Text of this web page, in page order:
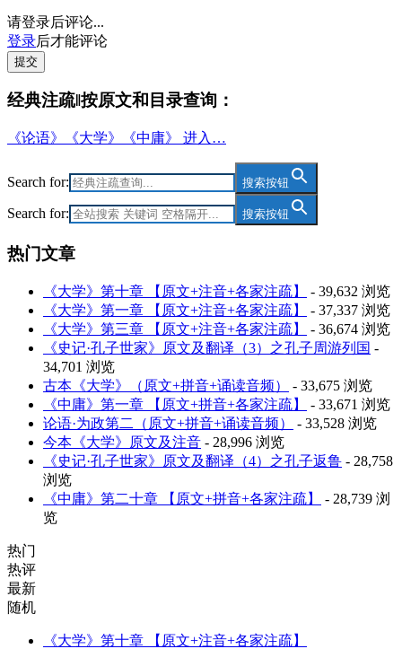
请登录后评论...
登录后才能评论
提交
经典注疏‖按原文和目录查询：
《论语》《大学》《中庸》 进入…
Search for: 搜索按钮
Search for: 搜索按钮
热门文章
《大学》第十章 【原文+注音+各家注疏】
- 39,632 浏览
《大学》第一章 【原文+注音+各家注疏】
- 37,337 浏览
《大学》第三章 【原文+注音+各家注疏】
- 36,674 浏览
《史记·孔子世家》原文及翻译（3）之孔子周游列国 -
34,701 浏览
古本《大学》（原文+拼音+诵读音频）
- 33,675 浏览
《中庸》第一章 【原文+拼音+各家注疏】
- 33,671 浏览
论语·为政第二（原文+拼音+诵读音频）
- 33,528 浏览
今本《大学》原文及注音 - 28,996 浏览
《史记·孔子世家》原文及翻译（4）之孔子返鲁 - 28,758
浏览
《中庸》第二十章 【原文+拼音+各家注疏】
- 28,739 浏
览
热门
热评
最新
随机
《大学》第十章 【原文+注音+各家注疏】